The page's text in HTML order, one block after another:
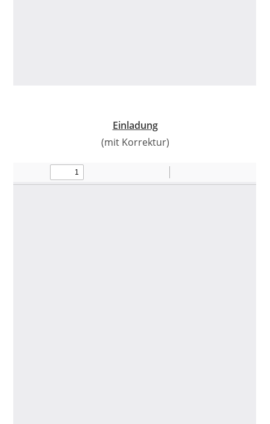
Einladung
(mit Korrektur)